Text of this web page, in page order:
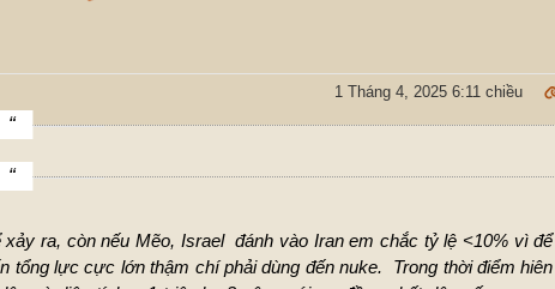
1 Tháng 4, 2025 6:11 chiều
ra, còn nếu Mẽo, Israel đánh vào Iran em chắc tỷ lệ <10% vì để
lực cực lớn thậm chí phải dùng đến nuke. Trong thời điểm hiên